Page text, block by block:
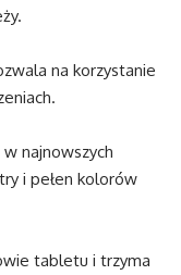
na korzystanie
najnowszych
i pełen kolorów
tabletu i trzyma